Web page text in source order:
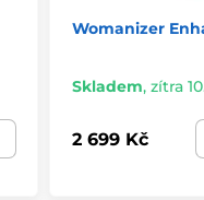
Womanizer
Skladem, zítra
2 699 Kč